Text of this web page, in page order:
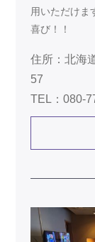
用いただけま
喜び！！
住所：北海
57
TEL：080-